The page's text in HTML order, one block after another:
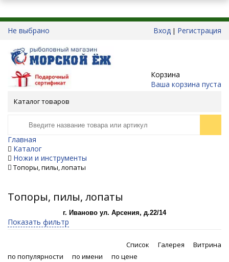
Не выбрано Вход | Регистрация
Корзина
Ваша корзина пуста
Каталог товаров
Главная
Каталог
Ножи и инструменты
Топоры, пилы, лопаты
Топоры, пилы, лопаты
г. Иваново ул. Арсения, д.22/14
Показать фильтр
Список Галерея
Витрина
по популярности
по имени по цене